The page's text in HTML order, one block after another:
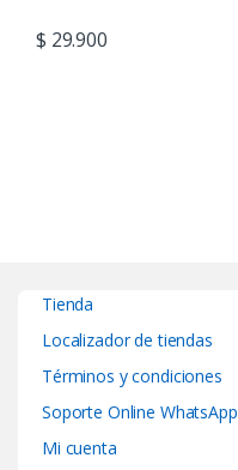
$ 29.900
Tienda
Localizador de tiendas
Términos y condiciones
Soporte Online WhatsApp
Mi cuenta